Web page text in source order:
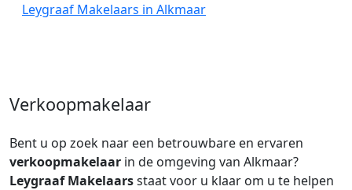
Leygraaf Makelaars in Alkmaar
Verkoopmakelaar
Bent u op zoek naar een betrouwbare en ervaren
verkoopmakelaar in de omgeving van Alkmaar?
Leygraaf Makelaarsstaat voor u klaar om u te helpen